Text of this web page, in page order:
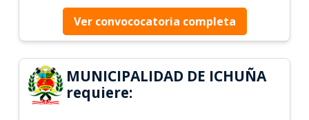
Ver convococatoria completa
MUNICIPALIDAD DE ICHUÑA
requiere: